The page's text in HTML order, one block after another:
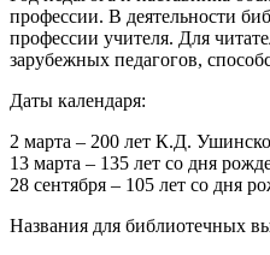
профессии. В деятельности
профессии учителя. Для
зарубежных педагогов,
Даты календаря:
2 марта – 200 лет К.Д.
13 марта – 135 лет со дня
28 сентября – 105 лет со дня
Названия для библиотечных